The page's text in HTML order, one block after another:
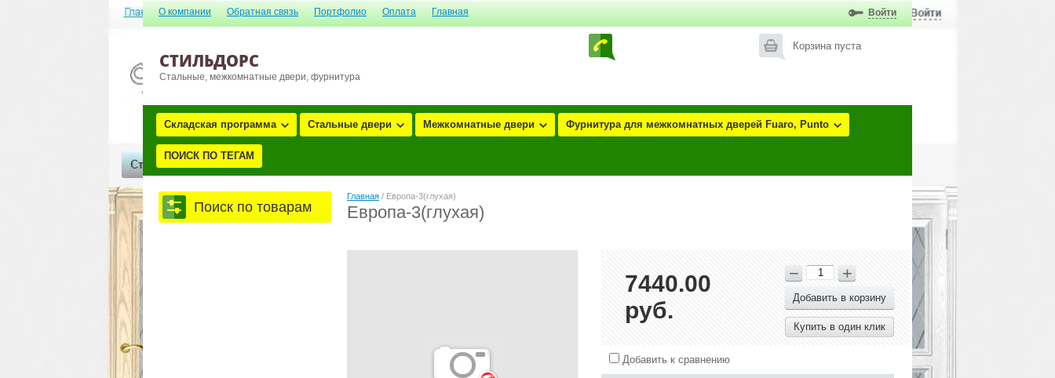
О компании Обратная связь Портфолио Оплата Главная Войти
СТИЛЬДОРС
Стальные, межкомнатные двери, фурнитура
Корзина пуста
Складская программа Стальные двери Межкомнатные двери Фурнитура для межкомнатных дверей Fuaro, Punto
ПОИСК ПО ТЕГАМ
Поиск по товарам
Главная / Европа-3(глухая)
Европа-3(глухая)
7440.00
руб.
− +
Добавить в корзину
Купить в один клик
Добавить к сравнению